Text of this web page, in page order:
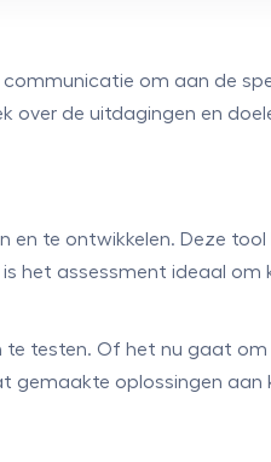
om aan de
over de uitdagingen en
en te ontwikkelen. Deze tool
het assessment ideaal om
te testen. Of het nu gaat
gemaakte oplossingen aan